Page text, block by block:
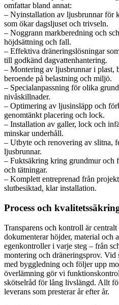
omfattar bland annat:
– Nyinstallation av ljusbrunnar för
som ökar dagsljuset och trivseln.
– Noggrann markberedning och
höjdsättning och fall.
– Effektiva dräneringslösningar
till godkänd dagvattenhantering.
– Montering av ljusbrunnar i plast,
beroende på belastning och miljö.
– Specialanpassning för olika
nivåskillnader.
– Optimering av ljusinsläpp och
genomtänkt placering och lock.
– Installation av galler, lock och
minskar underhåll.
– Utbyte och renovering av slitna,
ljusbrunnar.
– Fuktsäkring kring grundmur och
och tätningar.
– Komplett entreprenad från
slutbesiktad, klar installation.
Process och
Transparens och kontroll är
dokumenterar höjder, material och
egenkontroller i varje steg – från
montering och dräneringsprov. Vid
med byggledning och följer upp
överlämning gör vi
skötselråd för lång livslängd. Allt
leverans som presterar år efter år.